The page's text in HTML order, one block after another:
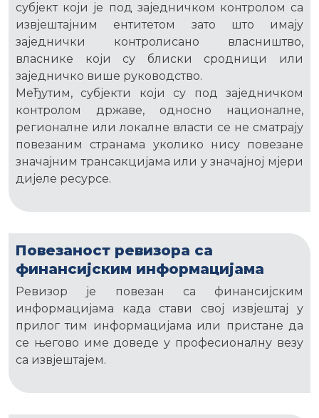
субјект који је под заједничком контролом са
извјештајним ентитетом зато што имају
заједнички контролисано власништво,
власнике који су блиски сродници или
заједничко више руководство.
Међутим, субјекти који су под заједничком
контролом државе, односно националне,
регионалне или локалне власти се не сматрају
повезаним странама уколико нису повезане
значајним трансакцијама или у значајној мјери
дијеле ресурсе.
Повезаност ревизора са
финансијским информацијама
Ревизор је повезан са финансијским
информацијама када стави свој извјештај у
прилог тим информацијама или пристане да
се његово име доведе у професионалну везу
са извјештајем.